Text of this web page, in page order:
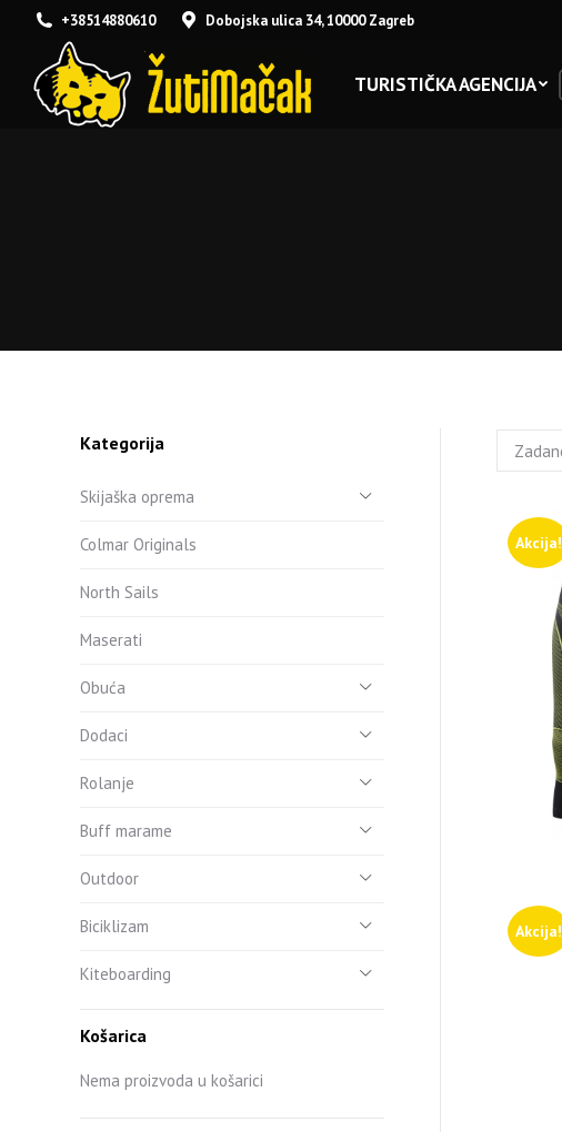
+38514880610 Dobojska ulica 34, 10000 Zagreb
TURISTIČKA AGENCIJA
Akcija!
Akcija!
Kategorija
Skijaška oprema
Colmar Originals
North Sails
Maserati
Obuća
Dodaci
Rolanje
Buff marame
Outdoor
Biciklizam
Kiteboarding
Košarica
Nema proizvoda u košarici